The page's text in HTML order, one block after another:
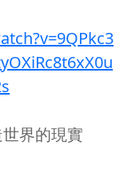
界的現實